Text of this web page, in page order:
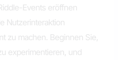
Events eröffnen
Nutzerinteraktion
zu machen. Beginnen Sie,
experimentieren, und